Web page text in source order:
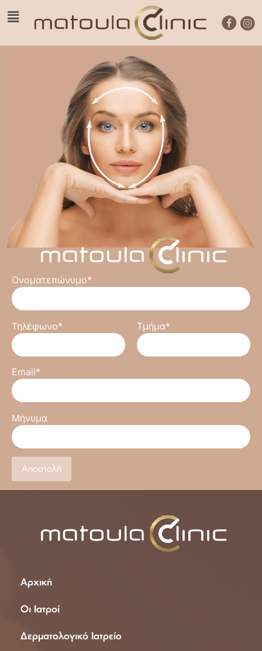
Ονοματεπώνυμο*
Τηλέφωνο* Τμήμα*
Email*
Μήνυμα
Αρχική
Οι Ιατροί
Δερματολογικό Ιατρείο